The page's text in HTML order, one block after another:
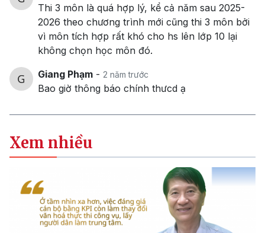
Thi 3 môn là quá hợp lý, kể cả năm sau 2025-
2026 theo chương trình mới cũng thi 3 môn bởi
vì môn tích hợp rất khó cho hs lên lớp 10 lại
không chọn học môn đó.
Giang Phạm - 2 năm trước
Bao giờ thông báo chính thưcd ạ
Xem nhiều